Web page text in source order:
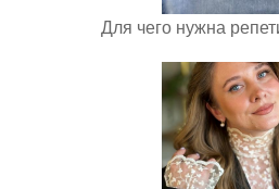
Для чего нужна